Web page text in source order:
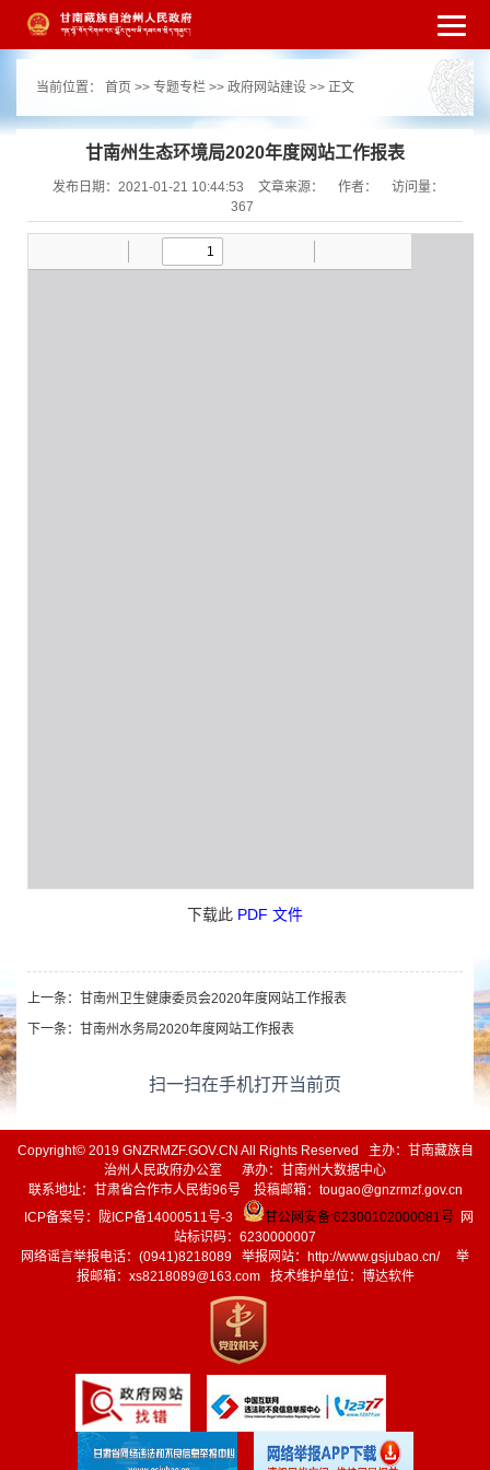
网站无障
碍 打开适老化模式 登录
当前位置： 首页 >> 专题专栏>> 政府网站建设>> 正文
甘南州生态环境局2020年度网站工作报表
发布日期：2021-01-21 10:44:53 文章来源： 作者：
访问量：
367
下载此 PDF 文件
上一条： 甘南州卫生健康委员会2020年度网站工作报表
下一条： 甘南州水务局2020年度网站工作报表
扫一扫在手机打开当前页
Copyright© 2019 GNZRMZF.GOV.CN All Rights Reserved 主办：甘南藏族自
治州人民政府办公室 承办：甘南州大数据中心
联系地址：甘肃省合作市人民街96号 投稿邮箱：tougao@gnzrmzf.gov.cn
ICP备案号：
陇ICP备14000511号-3 甘公网安备:62300102000081号网
站标识码：6230000007
网络谣言举报电话：(0941)8218089 举报网站： http://www.gsjubao.cn/举
报邮箱：xs8218089@163.com 技术维护单位：博达软件